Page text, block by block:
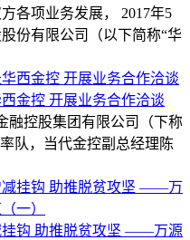
各项业务发展， 2017年5
份有限公司（以下简称“华
金控 开展业务合作洽谈
融控股集团有限公司（下称
队，当代金控副总经理陈
挂钩 助推脱贫攻坚 ——万源